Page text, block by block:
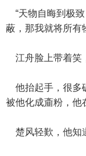
“天物自晦到极
蔽，那我就将所有
江舟脸上带着笑
他抬起手，很多
被他化成齑粉，他
楚风轻歎，他知